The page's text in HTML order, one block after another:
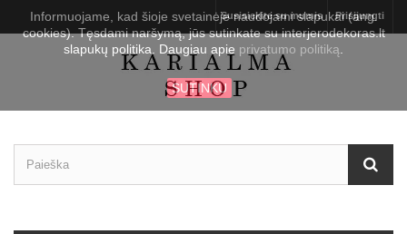
Prisijungti
Susisiekite su mumis
Informuojame, kad šioje svetainėje naudojami slapukai (ang.
cookies). Tęsdami naršymą, jūs sutinkate su interjerodekoras.lt
slapukų politika. Daugiau apie privatumo politiką
SUTINKU